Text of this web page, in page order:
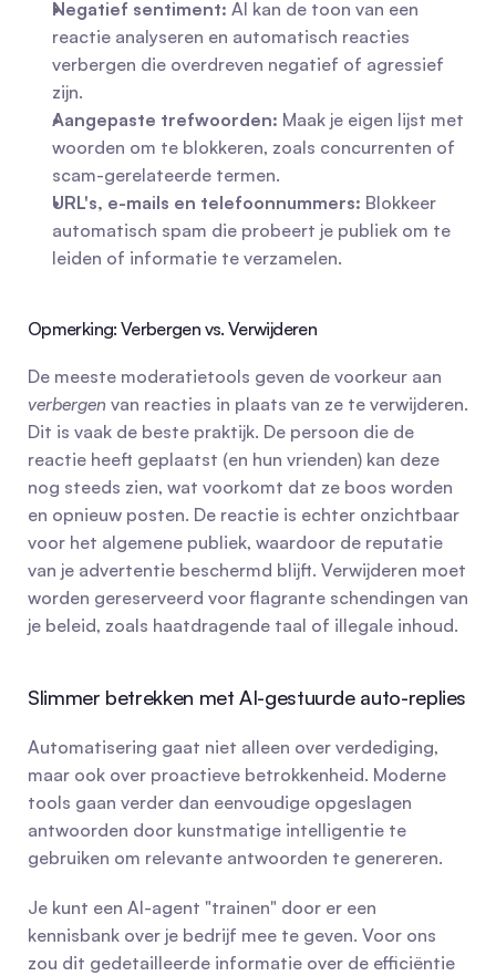
Negatief sentiment: AI kan de toon van een
reactie analyseren en automatisch reacties
verbergen die overdreven negatief of agressief
zijn.
Aangepaste trefwoorden: Maak je eigen lijst met
woorden om te blokkeren, zoals concurrenten of
scam-gerelateerde termen.
URL's, e-mails en telefoonnummers: Blokkeer
automatisch spam die probeert je publiek om te
leiden of informatie te verzamelen.
Opmerking: Verbergen vs. Verwijderen
verbergen van reacties in plaats van ze te verwijderen.
Dit is vaak de beste praktijk. De persoon die de
reactie heeft geplaatst (en hun vrienden) kan deze
nog steeds zien, wat voorkomt dat ze boos worden
en opnieuw posten. De reactie is echter onzichtbaar
voor het algemene publiek, waardoor de reputatie
van je advertentie beschermd blijft. Verwijderen moet
worden gereserveerd voor flagrante schendingen van
je beleid, zoals haatdragende taal of illegale inhoud.
Slimmer betrekken met AI-gestuurde auto-replies
Automatisering gaat niet alleen over verdediging,
maar ook over proactieve betrokkenheid. Moderne
tools gaan verder dan eenvoudige opgeslagen
antwoorden door kunstmatige intelligentie te
gebruiken om relevante antwoorden te genereren.
Je kunt een AI-agent "trainen" door er een
kennisbank over je bedrijf mee te geven. Voor ons
zou dit gedetailleerde informatie over de efficiëntie